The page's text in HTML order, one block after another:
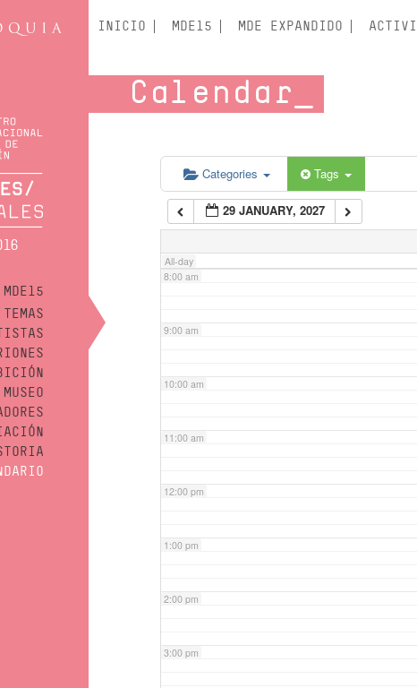
MDE15
TEMAS
INICIO MDE15 MDE EXPANDIDO
Calendar
Categories Tags
29 JANUARY, 2027
All-day
5:00 am
6:00 am
7:00 am
8:00 am
9:00 am
10:00 am
11:00 am
12:00 pm
1:00 pm
2:00 pm
3:00 pm